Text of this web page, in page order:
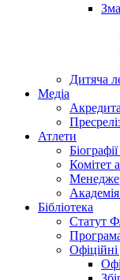
Дитяча
Медіа
Атлети
Комітет
Академія
Бібліотека
Статут